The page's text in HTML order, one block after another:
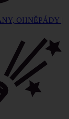
OHNĚPÁDY |